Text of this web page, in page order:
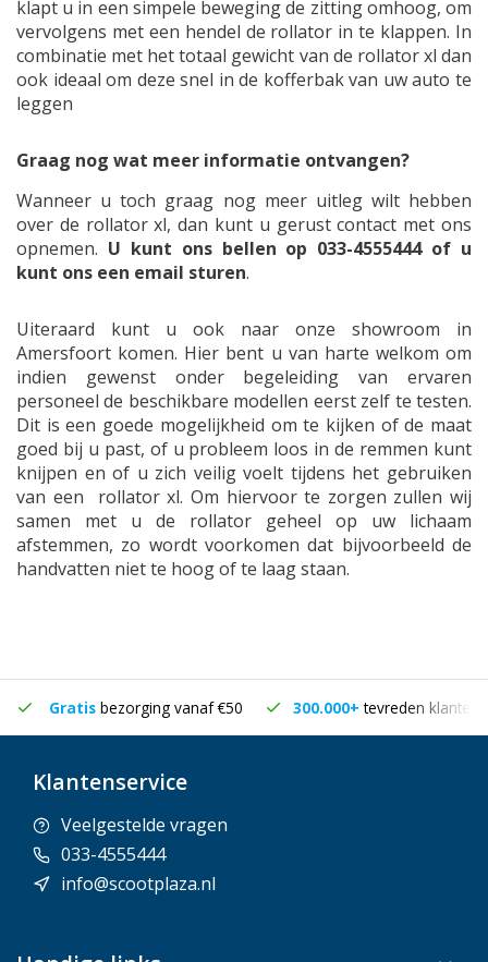
klapt u in een simpele beweging de zitting omhoog, om
vervolgens met een hendel de rollator in te klappen. In
combinatie met het totaal gewicht van de rollator xl dan
ook ideaal om deze snel in de kofferbak van uw auto te
leggen
Graag nog wat meer informatie ontvangen?
Wanneer u toch graag nog meer uitleg wilt hebben
over de rollator xl, dan kunt u gerust contact met ons
opnemen. U kunt ons bellen op 033-4555444 of u
kunt ons een email sturen.
Uiteraard kunt u ook naar onze showroom in
Amersfoort komen. Hier bent u van harte welkom om
indien gewenst onder begeleiding van ervaren
personeel de beschikbare modellen eerst zelf te testen.
Dit is een goede mogelijkheid om te kijken of de maat
goed bij u past, of u probleem loos in de remmen kunt
knijpen en of u zich veilig voelt tijdens het gebruiken
van een rollator xl. Om hiervoor te zorgen zullen wij
samen met u de rollator geheel op uw lichaam
afstemmen, zo wordt voorkomen dat bijvoorbeeld de
handvatten niet te hoog of te laag staan.
Gratis bezorging vanaf €50 300.000+tevreden klanten
Klantenservice
Veelgestelde vragen
033-4555444
info@scootplaza.nl